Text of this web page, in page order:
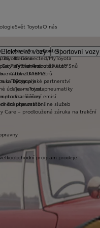
Elektrické vozy Sportovní vozy
zimních kol
na rok ZDARMA
Extracare
pro starší vozy
pneumatik
Care – prodloužená záruka na trakční
program prodeje
T-mate
Toyota Connected/MyToyota
CarPlay™ a Android Auto™
e-Call
u Toyoty
údaje – emise, pneumatiky
metodika měření emisí
dosutpnosti online služeb
Svět Toyota
Novinky Toyota
Kariéra
Výtvarná soutěž Auto Snů
Lovci Kilometrů
Olympijské partnerství
Team Toyota
O nás
Kontakt